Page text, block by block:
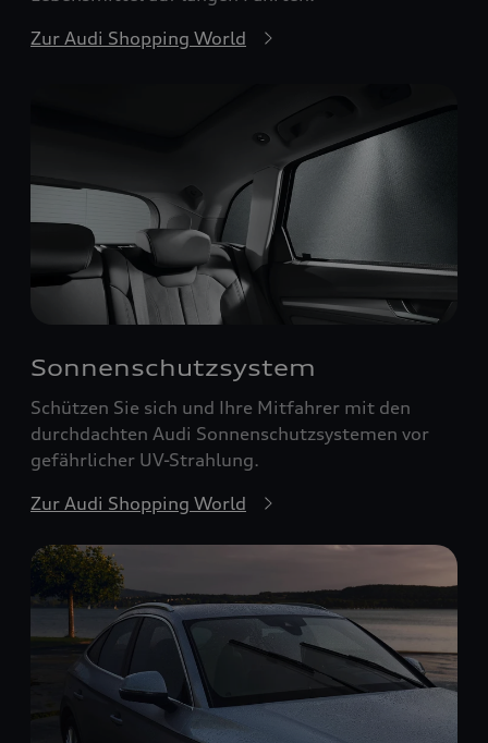
Zur Audi Shopping World
Sonnenschutzsystem
Schützen Sie sich und Ihre Mitfahrer mit den
durchdachten Audi Sonnenschutzsystemen vor
gefährlicher UV-Strahlung.
Zur Audi Shopping World